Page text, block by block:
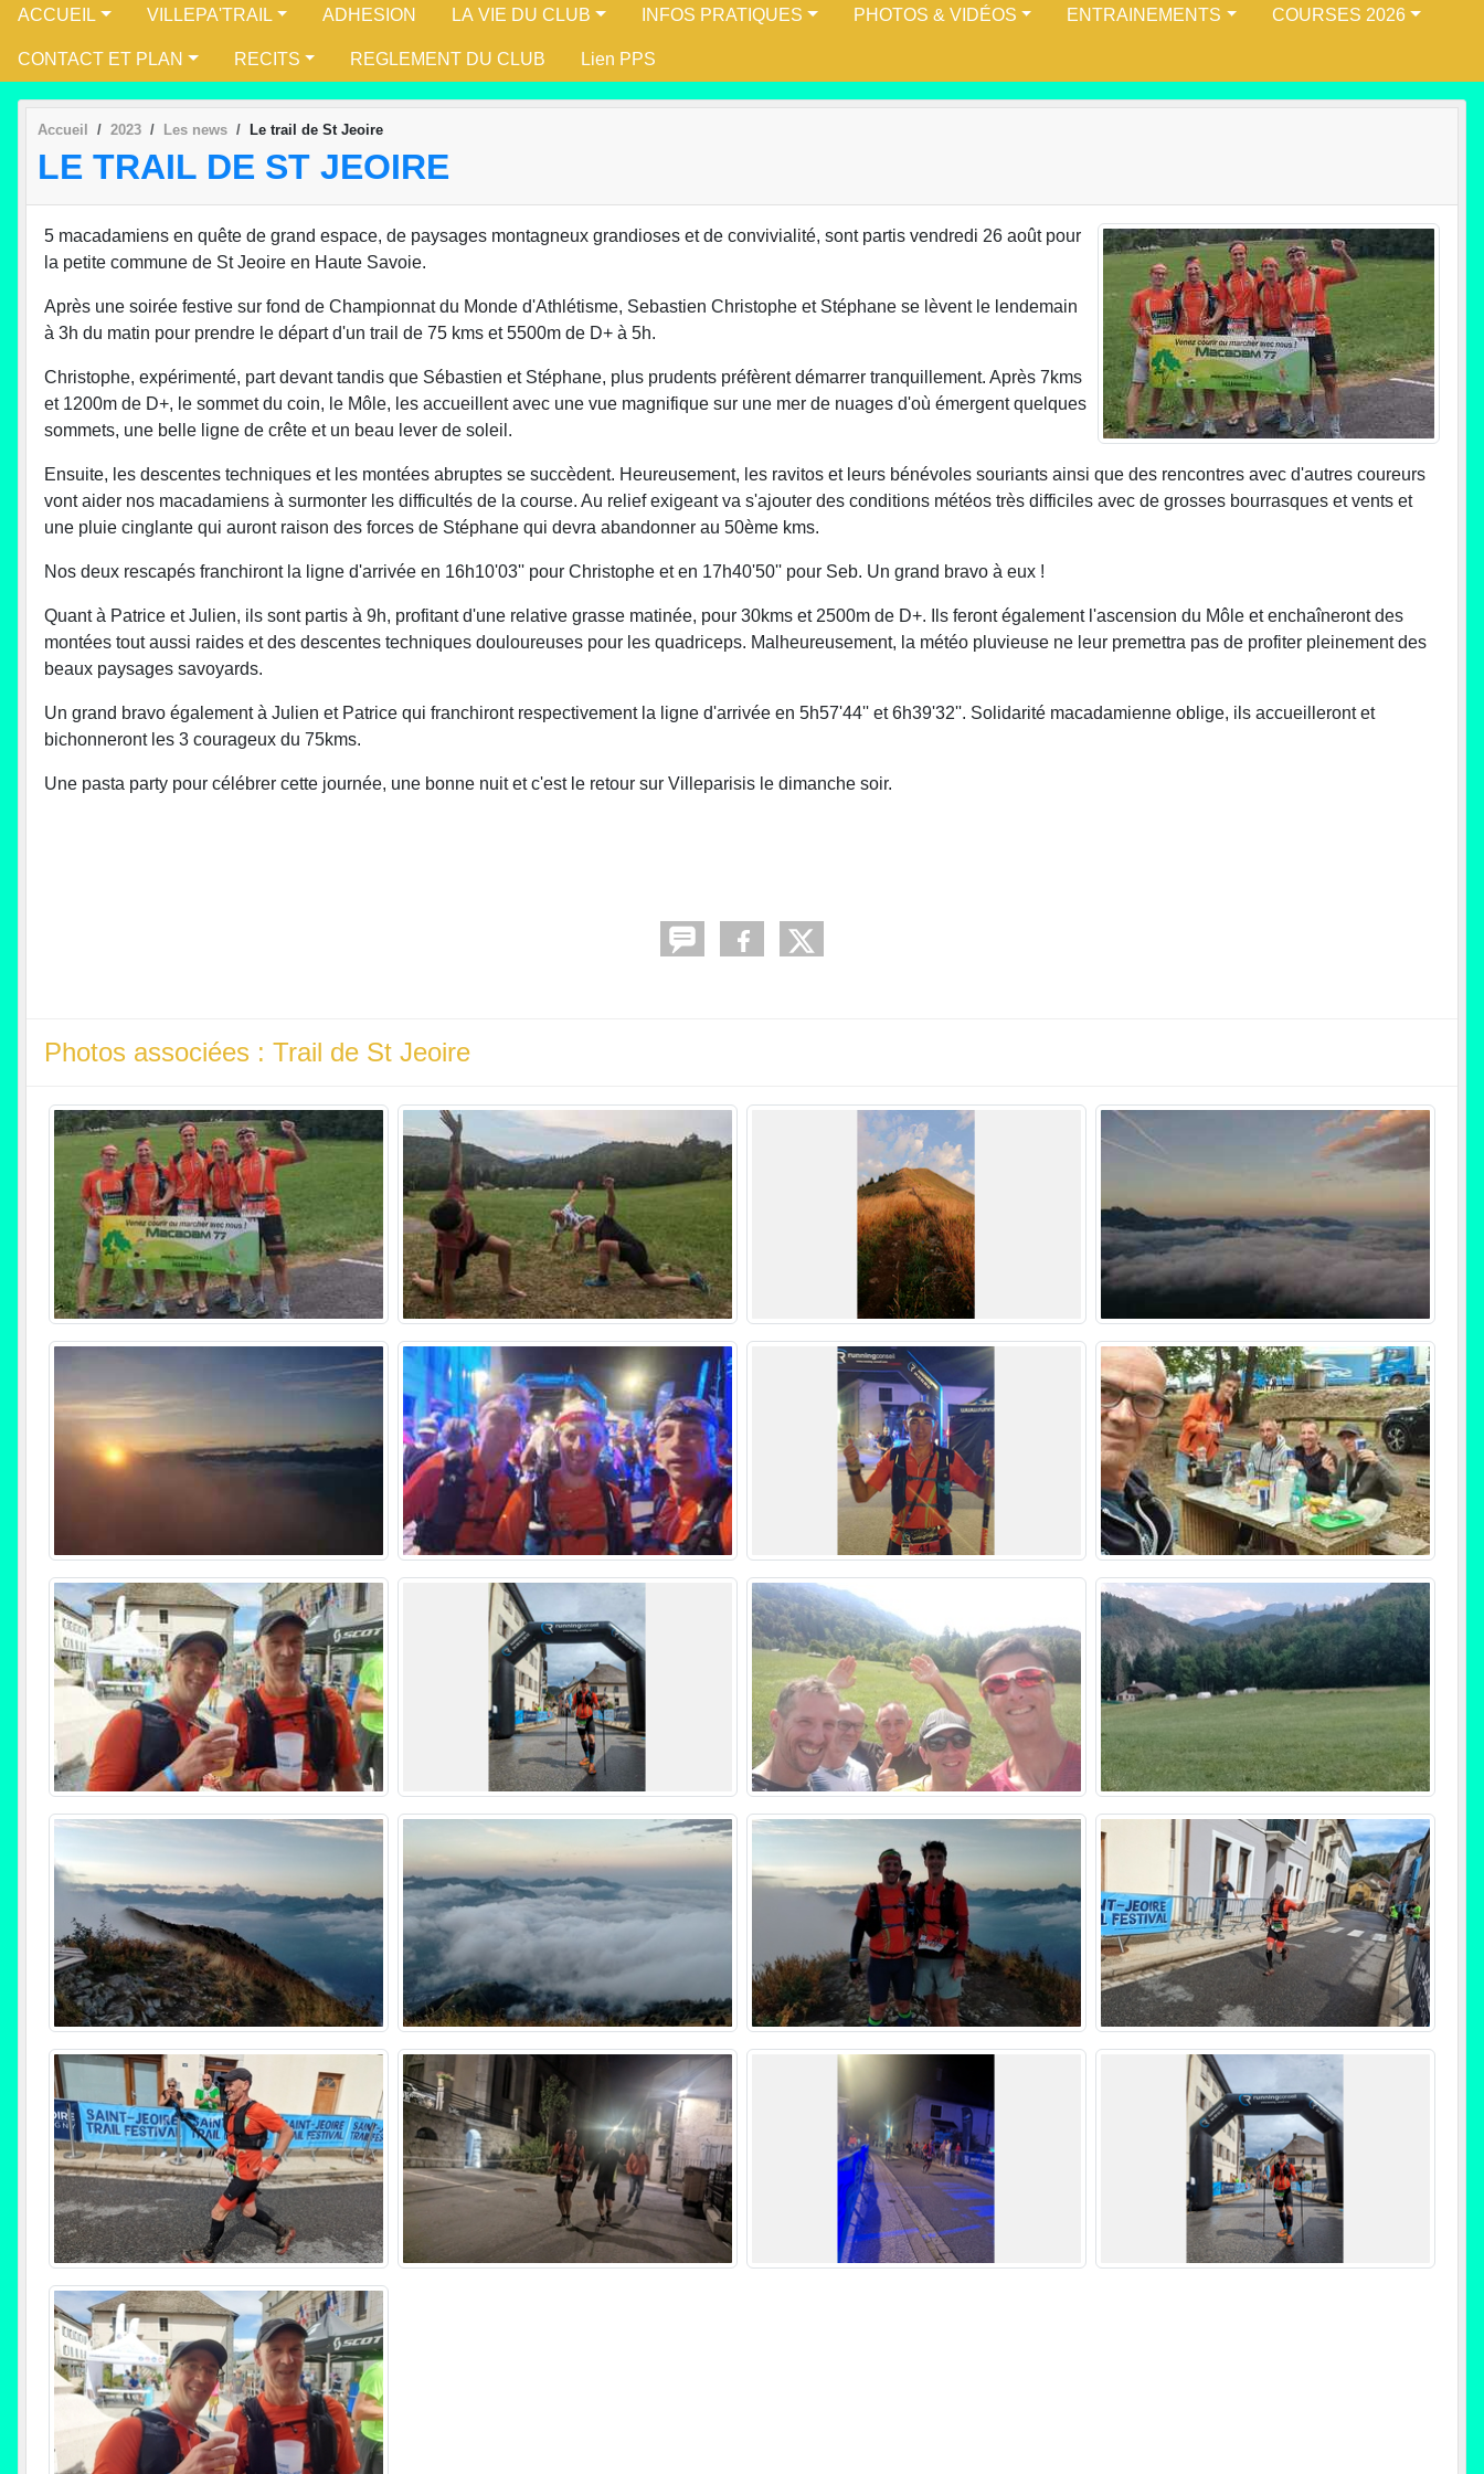
ACCUEIL VILLEPA'TRAIL ADHESION LA VIE DU CLUB INFOS PRATIQUES PHOTOS & VIDÉOS ENTRAINEMENTS COURSES 2026
CONTACT ET PLAN RECITS REGLEMENT DU CLUB Lien PPS
Accueil 2023 Les news Le trail de St Jeoire
LE TRAIL DE ST JEOIRE
5 macadamiens en quête de grand espace, de paysages montagneux grandioses et de convivialité, sont partis vendredi 26 août pour
la petite commune de St Jeoire en Haute Savoie.
Après une soirée festive sur fond de Championnat du Monde d'Athlétisme, Sebastien Christophe et Stéphane se lèvent le lendemain
à 3h du matin pour prendre le départ d'un trail de 75 kms et 5500m de D+ à 5h.
Christophe, expérimenté, part devant tandis que Sébastien et Stéphane, plus prudents préfèrent démarrer tranquillement. Après 7kms
et 1200m de D+, le sommet du coin, le Môle, les accueillent avec une vue magnifique sur une mer de nuages d'où émergent quelques
sommets, une belle ligne de crête et un beau lever de soleil.
Ensuite, les descentes techniques et les montées abruptes se succèdent. Heureusement, les ravitos et leurs bénévoles souriants ainsi que des rencontres avec d'autres coureurs
vont aider nos macadamiens à surmonter les difficultés de la course. Au relief exigeant va s'ajouter des conditions météos très difficiles avec de grosses bourrasques et vents et
une pluie cinglante qui auront raison des forces de Stéphane qui devra abandonner au 50ème kms.
Nos deux rescapés franchiront la ligne d'arrivée en 16h10'03'' pour Christophe et en 17h40'50'' pour Seb. Un grand bravo à eux !
Quant à Patrice et Julien, ils sont partis à 9h, profitant d'une relative grasse matinée, pour 30kms et 2500m de D+. Ils feront également l'ascension du Môle et enchaîneront des
montées tout aussi raides et des descentes techniques douloureuses pour les quadriceps. Malheureusement, la météo pluvieuse ne leur premettra pas de profiter pleinement des
beaux paysages savoyards.
Un grand bravo également à Julien et Patrice qui franchiront respectivement la ligne d'arrivée en 5h57'44'' et 6h39'32''. Solidarité macadamienne oblige, ils accueilleront et
bichonneront les 3 courageux du 75kms.
Une pasta party pour célébrer cette journée, une bonne nuit et c'est le retour sur Villeparisis le dimanche soir.
Photos associées : Trail de St Jeoire